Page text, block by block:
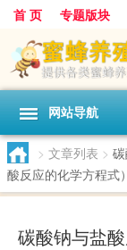
首 页 专题版块
中华蜜蜂
蜂蜜
网站导航
> 文章列表 >
酸反应的化学方程式）
碳酸钠与盐